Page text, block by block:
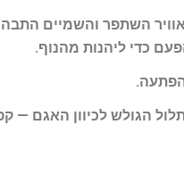
השתפר והשמיים
כדי ליהנות מהנוף.
.
הגולש לכיוון האגם —